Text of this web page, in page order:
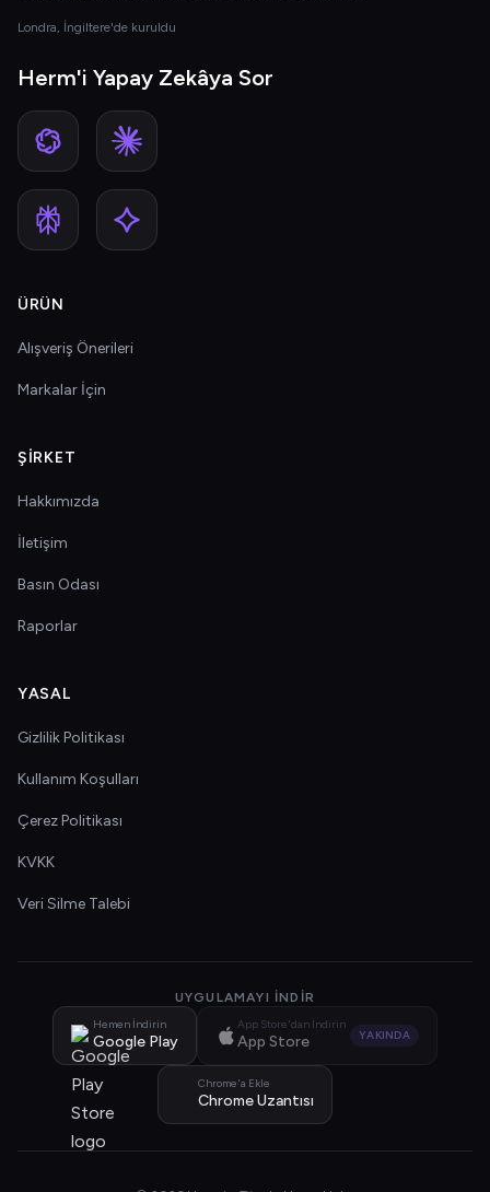
Londra, İngiltere'de kuruldu
Herm'i Yapay Zekâya Sor
ÜRÜN
Alışveriş Önerileri
Markalar İçin
ŞIRKET
Hakkımızda
İletişim
Basın Odası
Raporlar
YASAL
Gizlilik Politikası
Kullanım Koşulları
Çerez Politikası
KVKK
Veri Silme Talebi
UYGULAMAYI İNDIR
Hemen İndirin
Google Play
App Store'dan İndirin
App Store YAKINDA
Chrome'a Ekle
Chrome Uzantısı